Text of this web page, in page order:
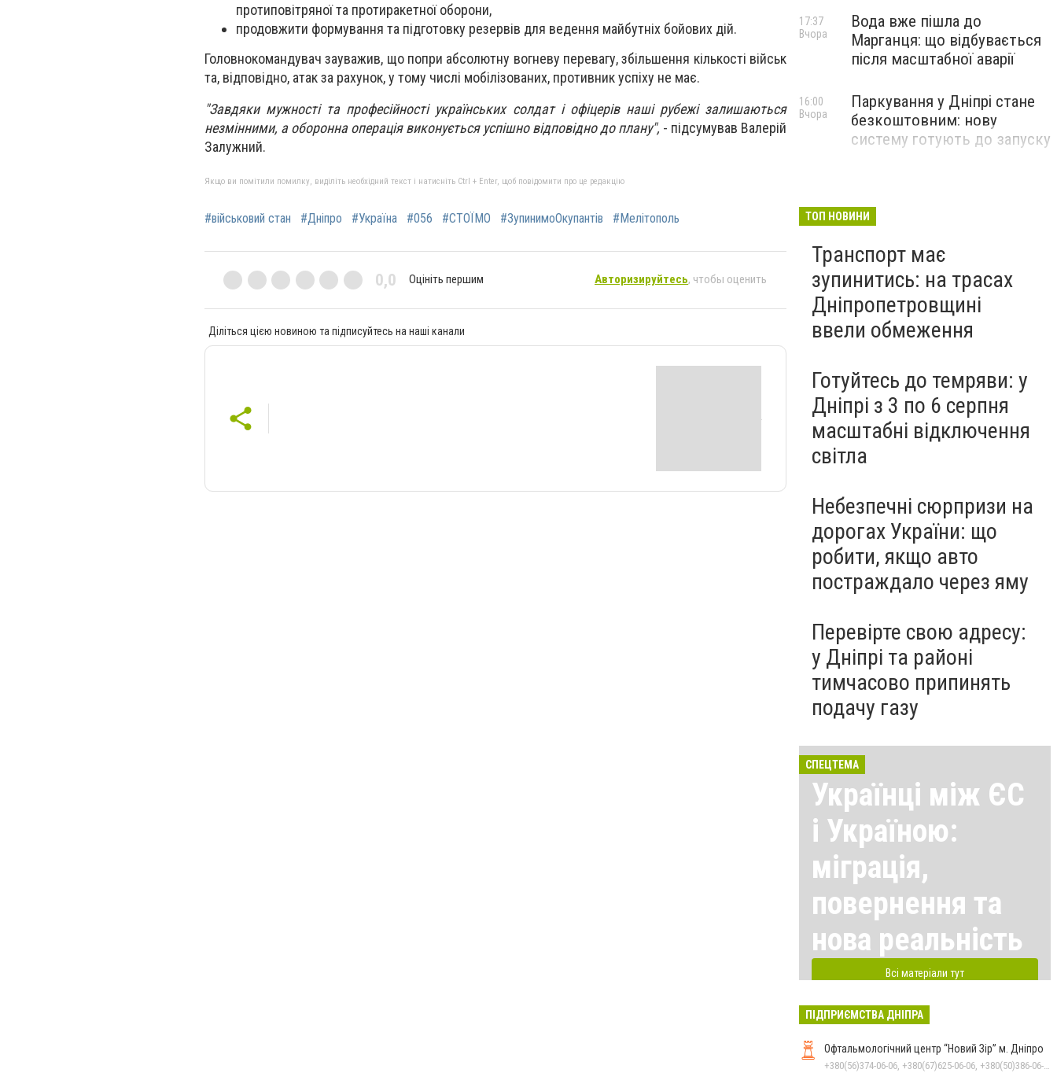
протиповітряної та протиракетної оборони,
продовжити формування та підготовку резервів для ведення майбутніх бойових дій.
Головнокомандувач зауважив, що попри абсолютну вогневу перевагу, збільшення кількості військ
та, відповідно, атак за рахунок, у тому числі мобілізованих, противник успіху не має.
"Завдяки мужності та професійності українських солдат і офіцерів наші рубежі залишаються
незмінними, а оборонна операція виконується успішно відповідно до плану", - підсумував Валерій
Залужний.
Якщо ви помітили помилку, виділіть необхідний текст і натисніть Ctrl + Enter, щоб повідомити про це редакцію
#військовий стан #Дніпро #Україна #056 #СТОЇМО #ЗупинимоОкупантів #Мелітополь
0,0 Оцініть першим Авторизируйтесь, чтобы оценить
Діліться цією новиною та підписуйтесь на наші канали
Вода вже пішла до
Марганця: що відбувається
після масштабної аварії
17:37
Вчора
Паркування у Дніпрі стане
безкоштовним: нову
систему готують до запуску
16:00
Вчора
ТОП НОВИНИ
Транспорт має
зупинитись: на трасах
Дніпропетровщині
ввели обмеження
Готуйтесь до темряви: у
Дніпрі з 3 по 6 серпня
масштабні відключення
світла
Небезпечні сюрпризи на
дорогах України: що
робити, якщо авто
постраждало через яму
Перевірте свою адресу:
у Дніпрі та районі
тимчасово припинять
подачу газу
СПЕЦТЕМА
Українці між ЄС
і Україною:
міграція,
повернення та
нова реальність
Всі матеріали тут
ПІДПРИЄМСТВА ДНІПРА
Офтальмологічний центр “Новий Зір” м. Дніпро